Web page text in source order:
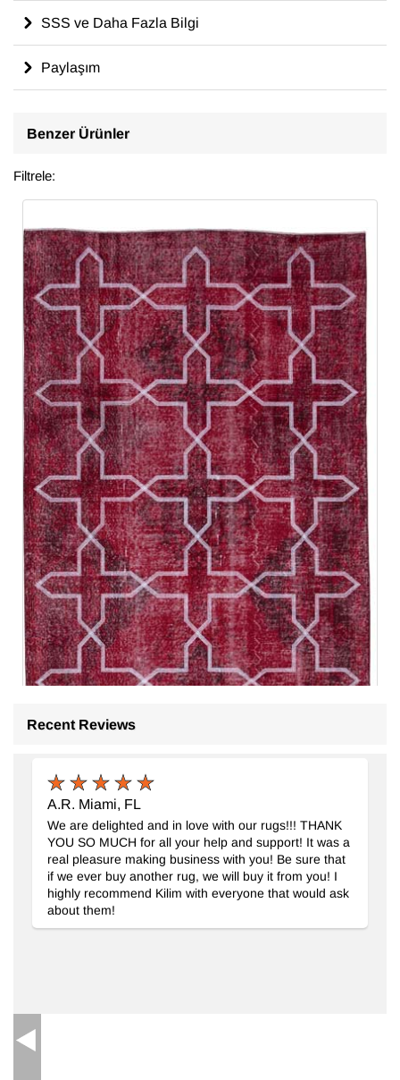
SSS ve Daha Fazla Bilgi
Paylaşım
Benzer Ürünler
Filtrele:
Recent Reviews
A.R. Miami, FL
We are delighted and in love with our rugs!!! THANK
YOU SO MUCH for all your help and support! It was a
real pleasure making business with you! Be sure that
if we ever buy another rug, we will buy it from you! I
highly recommend Kilim with everyone that would ask
about them!